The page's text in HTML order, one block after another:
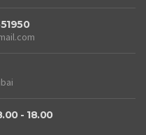
- 18.00